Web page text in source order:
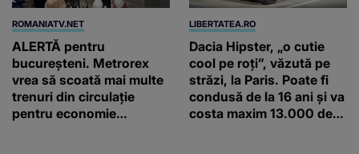
ROMANIATV.NET
ALERTĂ pentru
bucureșteni. Metrorex
vrea să scoată mai multe
trenuri din circulație
pentru economie
LIBERTATEA.RO
Dacia Hipster, „o cutie
cool pe roți”, văzută pe
străzi, la Paris. Poate fi
condusă de la 16 ani și va
costa maxim 13.000 de